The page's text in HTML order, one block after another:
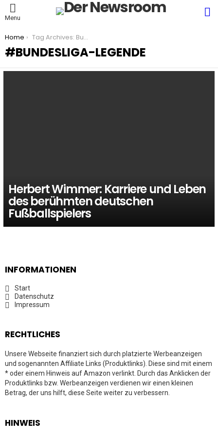
Menu
You are here:
Home Tag Archives: Bundesliga-Legende
BUNDESLIGA-LEGENDE
Herbert Wimmer: Karriere und Leben
des berühmten deutschen
Fußballspielers
INFORMATIONEN
Start
Datenschutz
Impressum
RECHTLICHES
Unsere Webseite finanziert sich durch platzierte Werbeanzeigen
und sogenannten Affiliate Links (Produktlinks). Diese sind mit einem
* oder einem Hinweis auf Amazon verlinkt. Durch das Anklicken der
Produktlinks bzw. Werbeanzeigen verdienen wir einen kleinen
Betrag, der uns hilft, diese Seite weiter zu verbessern.
HINWEIS